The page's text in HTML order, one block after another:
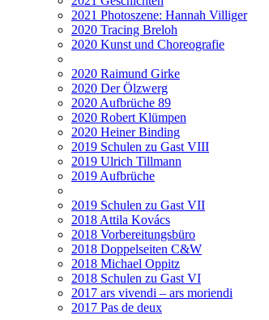
2021 Photoszene: Hannah Villiger
2020 Tracing Breloh
2020 Kunst und Choreografie
2020 Raimund Girke
2020 Der Ölzwerg
2020 Aufbrüche 89
2020 Robert Klümpen
2020 Heiner Binding
2019 Schulen zu Gast VIII
2019 Ulrich Tillmann
2019 Aufbrüche
2019 Schulen zu Gast VII
2018 Attila Kovács
2018 Vorbereitungsbüro
2018 Doppelseiten C&W
2018 Michael Oppitz
2018 Schulen zu Gast VI
2017 ars vivendi – ars moriendi
2017 Pas de deux